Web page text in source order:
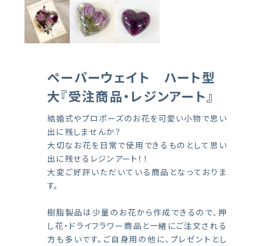
ペーパーウェイト ハート型
大『受注商品・レジンアート』
結婚式やプロポーズのお花を可愛い小物で思い
出に残しませんか？
大切なお花を日常で使用できるものとして思い
出に残せるレジンアート！！
大変ご好評いただいている商品となっておりま
す。
樹脂製品は少量のお花から作成できるので、押
し花・ドライフラワー商品と一緒にご注文される
方も多いです。ご自身用の他に、プレゼントとし